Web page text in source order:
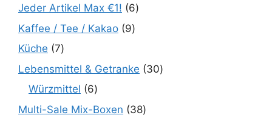
Jeder Artikel Max €1!
6
Kaffee / Tee / Kakao 9
Küche 7
Lebensmittel & Getranke
30
Würzmittel
6
Multi-Sale Mix-Boxen
38